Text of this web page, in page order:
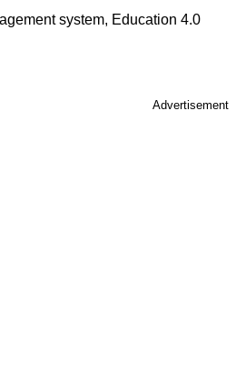
system, Education 4.0
Advertisement